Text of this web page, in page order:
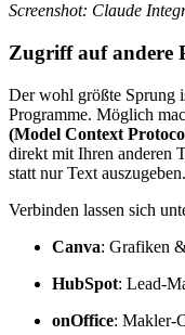
Screenshot: Claude
Zugriff auf andere
Der wohl größte Sprung
Programme. Möglich
(Model Context
direkt mit Ihren anderen
statt nur Text auszugeben.
Verbinden lassen sich
Canva: Grafiken
HubSpot: Lead-
onOffice: Makler-